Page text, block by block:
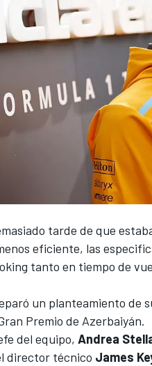
tarde de que
eficiente, las
tanto en tiempo de
un planteamiento de
Premio de Azerbaiyán.
del equipo, Andrea
director técnico James